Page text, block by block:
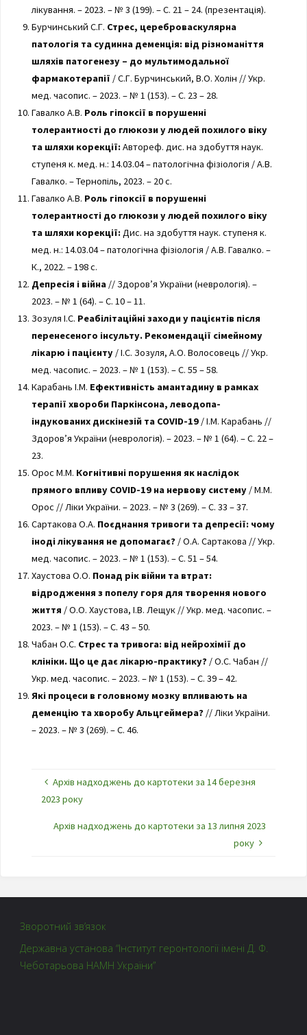
лікування. – 2023. – № 3 (199). – С. 21 – 24. (презентація).
Бурчинський С.Г. Стрес, цереброваскулярна
патологія та судинна деменція: від різноманіття
шляхів патогенезу – до мультимодальної
фармакотерапії / С.Г. Бурчинський, В.О. Холін // Укр.
мед. часопис. – 2023. – № 1 (153). – С. 23 – 28.
Гавалко А.В. Роль гіпоксії в порушенні
толерантності до глюкози у людей похилого віку
та шляхи корекції:Автореф. дис. на здобуття наук.
ступеня к. мед. н.: 14.03.04 – патологічна фізіологія / А.В.
Гавалко. – Тернопіль, 2023. – 20 с.
Гавалко А.В. Роль гіпоксії в порушенні
толерантності до глюкози у людей похилого віку
та шляхи корекції:Дис. на здобуття наук. ступеня к.
мед. н.: 14.03.04 – патологічна фізіологія / А.В. Гавалко. –
К., 2022. – 198 с.
Депресія і війна// Здоров’я України (неврологія). –
2023. – № 1 (64). – С. 10 – 11.
Зозуля І.С. Реабілітаційні заходи у пацієнтів після
перенесеного інсульту. Рекомендації сімейному
лікарю і пацієнту/ І.С. Зозуля, А.О. Волосовець // Укр.
мед. часопис. – 2023. – № 1 (153). – С. 55 – 58.
Карабань І.М. Ефективність амантадину в рамках
терапії хвороби Паркінсона, леводопа-
індукованих дискінезій та COVID-19/ І.М. Карабань //
Здоров’я України (неврологія). – 2023. – № 1 (64). – С. 22 –
23.
Орос М.М. Когнітивні порушення як наслідок
прямого впливу COVID-19 на нервову систему/ М.М.
Орос // Ліки України. – 2023. – № 3 (269). – С. 33 – 37.
Сартакова О.А. Поєднання тривоги та депресії: чому
іноді лікування не допомагає? / О.А. Сартакова // Укр.
мед. часопис. – 2023. – № 1 (153). – С. 51 – 54.
Хаустова О.О. Понад рік війни та втрат:
відродження з попелу горя для творення нового
життя / О.О. Хаустова, І.В. Лещук // Укр. мед. часопис. –
2023. – № 1 (153). – С. 43 – 50.
Чабан О.С. Стрес та тривога: від нейрохімії до
клініки. Що це дає лікарю-практику? / О.С. Чабан //
Укр. мед. часопис. – 2023. – № 1 (153). – С. 39 – 42.
Які процеси в головному мозку впливають на
деменцію та хворобу Альцгеймера? // Ліки України.
– 2023. – № 3 (269). – С. 46.
Архів надходжень до картотеки за 14 березня
2023 року
Архів надходжень до картотеки за 13 липня 2023
року
Зворотний зв’язок
Державна установа “Інститут геронтології імені Д. Ф.
Чеботарьова НАМН України”